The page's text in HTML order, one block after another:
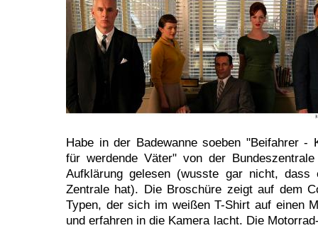
Habe in der Badewanne soeben "Beifahrer -
für werdende Väter" von der
Aufklärung gelesen (wusste gar nicht,
Zentrale hat). Die Broschüre zeigt auf dem
Typen, der sich im weißen T-Shirt auf einen
und erfahren in die Kamera lacht. Die